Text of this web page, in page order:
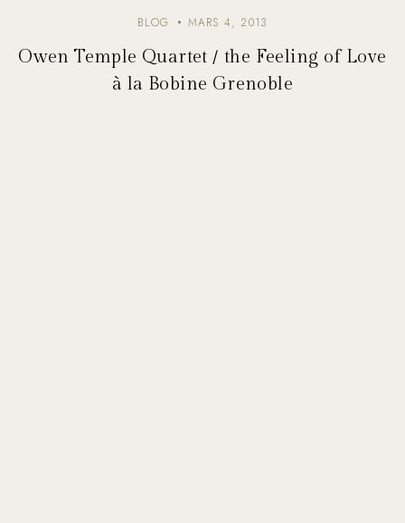
BLOG MARS 4, 2013
Owen Temple Quartet / the Feeling of Love
à la Bobine Grenoble